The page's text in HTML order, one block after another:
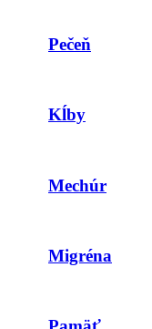
Pečeň
Kĺby
Mechúr
Migréna